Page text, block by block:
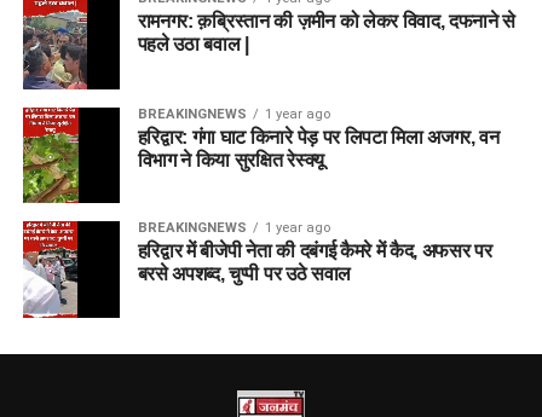
रामनगर: क़ब्रिस्तान की ज़मीन को लेकर विवाद, दफनाने से
पहले उठा बवाल |
BREAKINGNEWS 1 year ago
हरिद्वार: गंगा घाट किनारे पेड़ पर लिपटा मिला अजगर, वन
विभाग ने किया सुरक्षित रेस्क्यू
BREAKINGNEWS 1 year ago
हरिद्वार में बीजेपी नेता की दबंगई कैमरे में कैद, अफसर पर
बरसे अपशब्द, चुप्पी पर उठे सवाल